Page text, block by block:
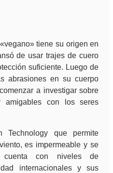
tiene su origen en
de usar trajes de cuero
suficiente. Luego de
abrasiones en su cuerpo
a investigar sobre
amigables con los seres
que permite
es impermeable y se
cuenta con niveles de
internacionales y sus